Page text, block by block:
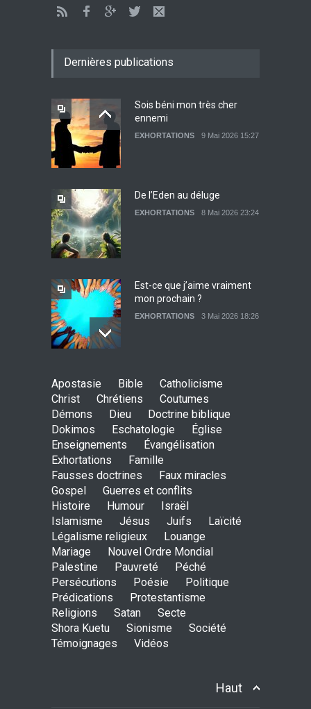
EXHORTATIONS
26 Décembre 2021 16:48
Lettre ouverte aux religieux
Dernières publications
Sois béni mon très cher
ennemi
EXHORTATIONS 9 Mai 2026 15:27
De l’Eden au déluge
EXHORTATIONS 8 Mai 2026 23:24
Est-ce que j’aime vraiment
mon prochain ?
EXHORTATIONS 3 Mai 2026 18:26
27 Avril 2026 02:55
Avant la fondation du
monde : la pensée de la
croix
AMOUR 8 Février 2026 20:10
L’être humain, cet appui
fragile et incertain
SAGESSE 23 Février 2025 11:16
Tenir ferme en Mashiah
Apostasie Bible
Catholicisme
Christ
Chrétiens
Coutumes
Démons
Dieu
Doctrine biblique
Dokimos
Eschatologie
Église
Enseignements
Évangélisation
Exhortations
Famille
Fausses doctrines
Faux miracles
Gospel
Guerres et conflits
Histoire
Humour
Israël
Islamisme
Jésus Juifs
Laïcité
Légalisme religieux
Louange
Mariage
Nouvel Ordre Mondial
Palestine
Pauvreté
Péché
Persécutions
Poésie
Politique
Prédications
Protestantisme
Religions
Satan
Secte
Shora Kuetu
Sionisme
Société
Témoignages
Vidéos
Haut